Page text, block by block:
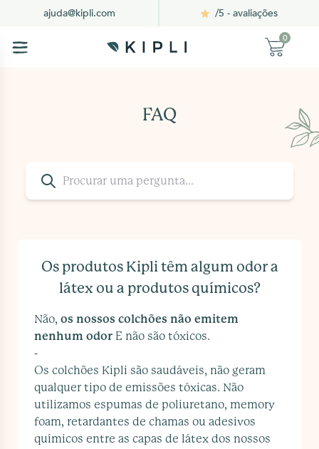
ajuda@kipli.com /5 - avaliações
0
FAQ
Os produtos Kipli têm algum odor a
látex ou a produtos químicos?
Não, os nossos colchões não emitem
nenhum odor E não são tóxicos.
-
Os colchões Kipli são saudáveis, não geram
qualquer tipo de emissões tóxicas. Não
utilizamos espumas de poliuretano, memory
foam, retardantes de chamas ou adesivos
químicos entre as capas de látex dos nossos